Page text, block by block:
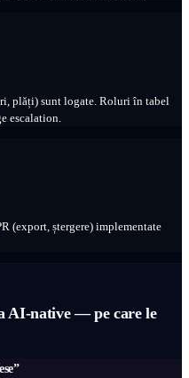
plăți) sunt logate. Roluri în tabel
escalation.
(export, ștergere) implementate
AI-native — pe care le